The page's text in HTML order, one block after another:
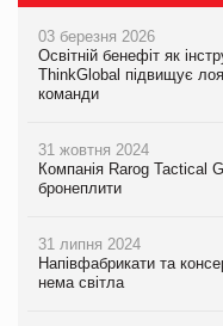
03 березня 2026
Освітній бенефіт як
ThinkGlobal підвищує
команди
31 жовтня 2024
Компанія Rarog Tactical
бронеплити
31 липня 2024
Напівфабрикати та
нема світла